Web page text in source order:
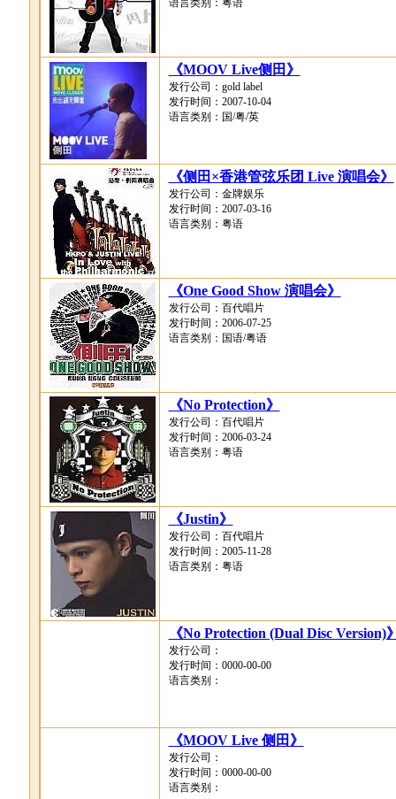
语言类别：粤语
《MOOV Live侧田》
发行公司：gold label
发行时间：2007-10-04
语言类别：国/粤/英
《侧田×香港管弦乐团 Live 演唱会》
发行公司：金牌娱乐
发行时间：2007-03-16
语言类别：粤语
《One Good Show 演唱会》
发行公司：百代唱片
发行时间：2006-07-25
语言类别：国语/粤语
《No Protection》
发行公司：百代唱片
发行时间：2006-03-24
语言类别：粤语
《Justin》
发行公司：百代唱片
发行时间：2005-11-28
语言类别：粤语
《No Protection (Dual Disc Version)
发行公司：
发行时间：0000-00-00
语言类别：
《MOOV Live 侧田》
发行公司：
发行时间：0000-00-00
语言类别：